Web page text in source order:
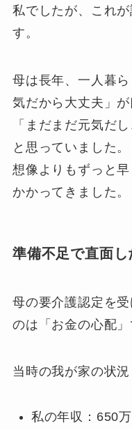
私でしたが、これ
す。
母は長年、一人暮
気だから大丈夫」
「まだまだ元気だ
と思っていました
想像よりもずっと
かかってきました。
準備不足で直面し
母の要介護認定を
のは「お金の心配」
当時の我が家の状況
私の年収：650